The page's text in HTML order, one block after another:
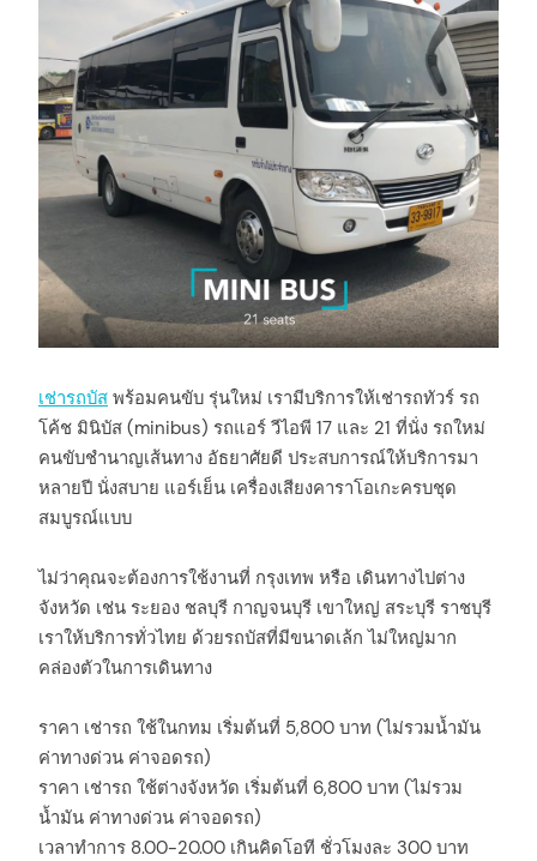
เช่ารถบัส พร้อมคนขับ รุ่นใหม่ เรามีบริการให้เช่ารถทัวร์ รถ
โค้ช มินิบัส (minibus) รถแอร์ วีไอพี 17 และ 21 ที่นั่ง รถใหม่
คนขับชำนาญเส้นทาง อัธยาศัยดี ประสบการณ์ให้บริการมา
หลายปี นั่งสบาย แอร์เย็น เครื่องเสียงคาราโอเกะครบชุด
สมบูรณ์แบบ
ไม่ว่าคุณจะต้องการใช้งานที่ กรุงเทพ หรือ เดินทางไปต่าง
จังหวัด เช่น ระยอง ชลบุรี กาญจนบุรี เขาใหญ่ สระบุรี ราชบุรี
เราให้บริการทั่วไทย ด้วยรถบัสที่มีขนาดเล้ก ไม่ใหญ่มาก
คล่องตัวในการเดินทาง
ราคา เช่ารถ ใช้ในกทม เริ่มต้นที่ 5,800 บาท (ไม่รวมน้ำมัน
ค่าทางด่วน ค่าจอดรถ)
ราคา เช่ารถ ใช้ต่างจังหวัด เริ่มต้นที่ 6,800 บาท (ไม่รวม
น้ำมัน ค่าทางด่วน ค่าจอดรถ)
เวลาทำการ 8.00-20.00 เกินคิดโอที ชั่วโมงละ 300 บาท